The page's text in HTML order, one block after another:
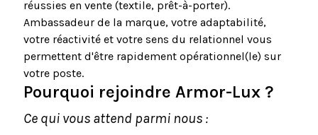
réussies en vente (textile, prêt-à-porter).
Ambassadeur de la marque, votre adaptabilité,
votre réactivité et votre sens du relationnel vous
permettent d'être rapidement opérationnel(le) sur
votre poste.
Pourquoi rejoindre Armor-Lux ?
Ce qui vous attend parmi nous: